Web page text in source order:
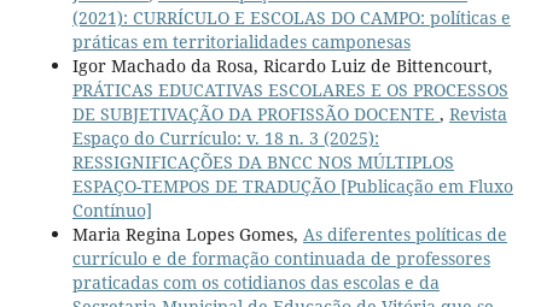
(2021): CURRÍCULO E ESCOLAS DO CAMPO: políticas e
práticas em territorialidades camponesas
Igor Machado da Rosa, Ricardo Luiz de Bittencourt,
PRÁTICAS EDUCATIVAS ESCOLARES E OS PROCESSOS
DE SUBJETIVAÇÃO DA PROFISSÃO DOCENTE , Revista
Espaço do Currículo: v. 18 n. 3 (2025):
RESSIGNIFICAÇÕES DA BNCC NOS MÚLTIPLOS
ESPAÇO-TEMPOS DE TRADUÇÃO [Publicação em Fluxo
Contínuo]
Maria Regina Lopes Gomes, As diferentes políticas de
currículo e de formação continuada de professores
praticadas com os cotidianos das escolas e da